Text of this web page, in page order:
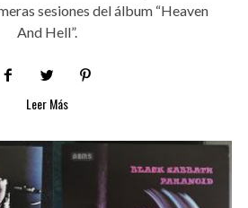
sesiones del álbum “Heaven
And Hell”.
Leer Más